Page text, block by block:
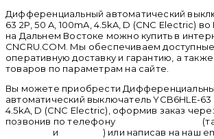
Дифференциальный автоматический
63 2P, 50 A, 100mA, 4.5kA, D (CNC Electric)
на Дальнем Востоке можно купить в
CNCRU.COM. Мы обеспечиваем
оперативную доставку и гарантию, а
товаров по параметрам на сайте.
Вы можете приобрести
автоматический выключатель YCB6HLE-63
4.5kA, D (CNC Electric), оформив заказ
позвонив по телефону
и
) или написав на наш